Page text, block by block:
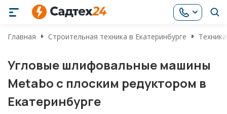
Главная Строительная техника в Екатеринбурге
Угловые шлифовальные машины
Metabo с плоским редуктором в
Екатеринбурге